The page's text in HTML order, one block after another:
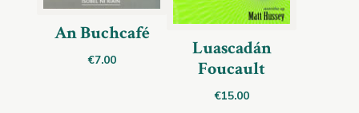
An Buchcafé
€7.00
Luascadán
Foucault
€15.00